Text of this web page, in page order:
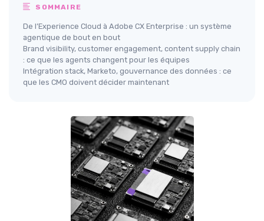
SOMMAIRE
De l’Experience Cloud à Adobe CX Enterprise : un système
agentique de bout en bout
Brand visibility, customer engagement, content supply chain
: ce que les agents changent pour les équipes
Intégration stack, Marketo, gouvernance des données : ce
que les CMO doivent décider maintenant